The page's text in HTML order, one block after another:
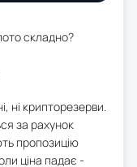
складно?
ні крипторезерви.
за рахунок
пропозицію
ціна падає -